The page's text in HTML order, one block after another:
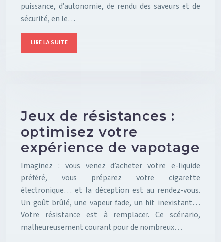
puissance, d’autonomie, de rendu des saveurs et de
sécurité, en le…
LIRE LA SUITE
Jeux de résistances :
optimisez votre
expérience de vapotage
Imaginez : vous venez d’acheter votre e-liquide
préféré, vous préparez votre cigarette
électronique… et la déception est au rendez-vous.
Un goût brûlé, une vapeur fade, un hit inexistant…
Votre résistance est à remplacer. Ce scénario,
malheureusement courant pour de nombreux…